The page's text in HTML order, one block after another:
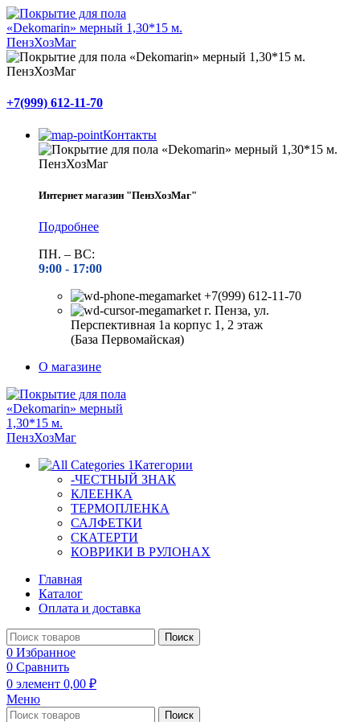
+7(999) 612-11-70
Контакты
Интернет магазин "ПензХозМаг"
Подробнее
ПН. – ВС:
9:00 - 17:00
+7(999) 612-11-70
г. Пенза, ул.
Перспективная 1а корпус 1, 2 этаж
(База Первомайская)
О магазине
Категории
-ЧЕСТНЫЙ ЗНАК
КЛЕЕНКА
ТЕРМОПЛЕНКА
САЛФЕТКИ
СКАТЕРТИ
КОВРИКИ В РУЛОНАХ
Главная
Каталог
Оплата и доставка
Поиск
0 Избранное
0 Сравнить
0 элемент 0,00 ₽
Меню
Поиск